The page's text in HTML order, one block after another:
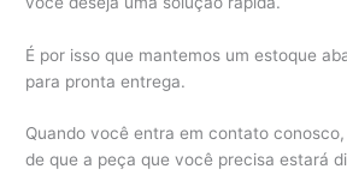
É por isso que mantemos um estoque
para pronta entrega.
Quando você entra em contato
de que a peça que você precisa estará